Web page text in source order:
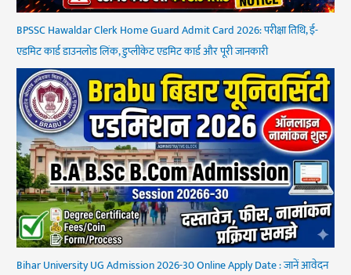
BPSSC Hawaldar Clerk Home Guard Admit Card 2026: परीक्षा तिथि, ई-
एडमिट कार्ड डाउनलोड लिंक, डुप्लीकेट एडमिट कार्ड और पूरी जानकारी
Bihar University UG Admission 2026-30 Online Apply Date : जानें आवेदन